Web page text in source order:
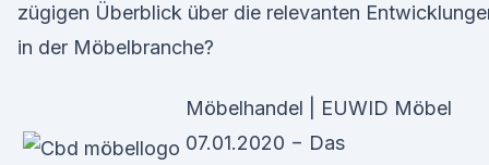
zügigen Überblick über die relevanten
in der Möbelbranche?
Möbelhandel | EUWID Möbel
07.01.2020 − Das